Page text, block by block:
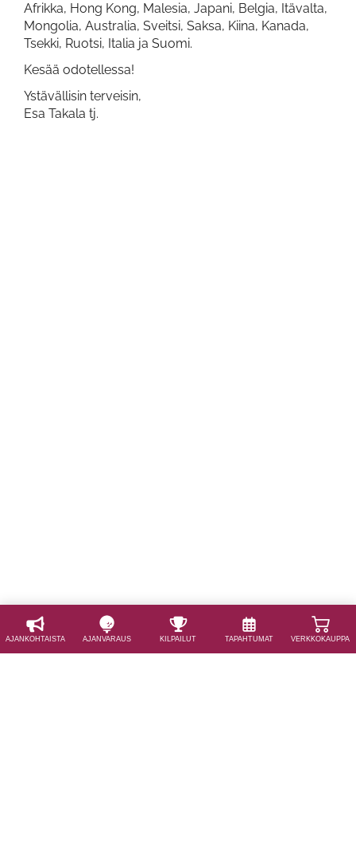
AJAN­KOHTAISTA AJAN­VARAUS KILPAILUT TAPAHTUMAT VERKKOKAUPPA
Afrikka, Hong Kong, Malesia, Japani, Belgia, Itävalta,
Mongolia, Australia, Sveitsi, Saksa, Kiina, Kanada,
Tsekki, Ruotsi, Italia ja Suomi.
Kesää odotellessa!
Ystävällisin terveisin,
Esa Takala tj.